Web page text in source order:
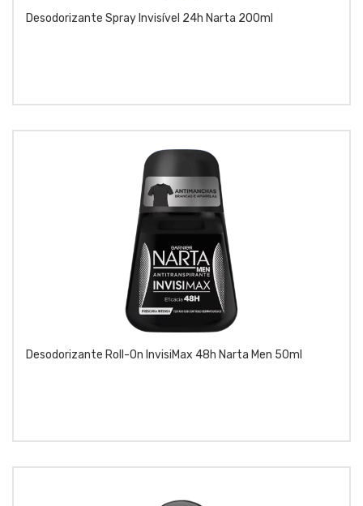
Desodorizante Spray Invisível 24h Narta 200ml
Desodorizante Roll-On InvisiMax 48h Narta Men 50ml